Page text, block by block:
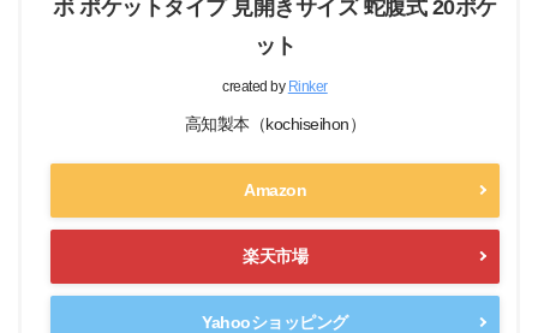
ボ ポケットタイプ 見開きサイズ 蛇腹式 20ポケ
ット
created by Rinker
高知製本（kochiseihon）
Amazon
楽天市場
Yahooショッピング